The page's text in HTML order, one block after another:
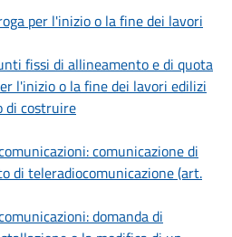
per l'inizio o la fine dei lavori
fissi di allineamento e di quota
l'inizio o la fine dei lavori edilizi
di costruire
comunicazione di
di teleradiocomunicazione (art.
domanda di